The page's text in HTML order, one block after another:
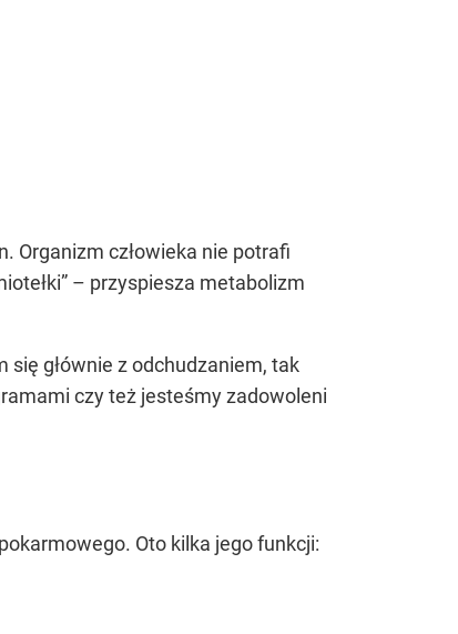
Organizm człowieka nie potrafi
– przyspiesza metabolizm
głównie z odchudzaniem, tak
czy też jesteśmy zadowoleni
Oto kilka jego funkcji: